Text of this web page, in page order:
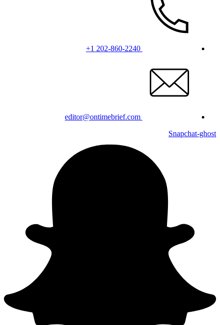
+1 202-860-2240
editor@ontimebrief.com
Snapchat-ghost